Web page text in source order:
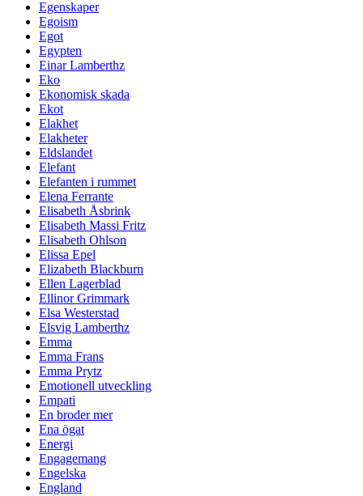
Egenskaper
Egoism
Egot
Egypten
Einar Lamberthz
Eko
Ekonomisk skada
Ekot
Elakhet
Elakheter
Eldslandet
Elefant
Elefanten i rummet
Elena Ferrante
Elisabeth Åsbrink
Elisabeth Massi Fritz
Elisabeth Ohlson
Elissa Epel
Elizabeth Blackburn
Ellen Lagerblad
Ellinor Grimmark
Elsa Westerstad
Elsvig Lamberthz
Emma
Emma Frans
Emma Prytz
Emotionell utveckling
Empati
En broder mer
Ena ögat
Energi
Engagemang
Engelska
England